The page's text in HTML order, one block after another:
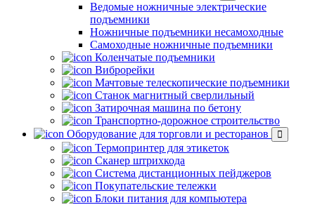
Ведомые ножничные электрические
подъемники
Ножничные подъемники несамоходные
Самоходные ножничные подъемники
Коленчатые подъемники
Виброрейки
Мачтовые телескопические подъемники
Станок магнитный сверлильный
Затирочная машина по бетону
Транспортно-дорожное строительство
Оборудование для торговли и ресторанов
Термопринтер для этикеток
Сканер штрихкода
Система дистанционных пейджеров
Покупательские тележки
Блоки питания для компьютера